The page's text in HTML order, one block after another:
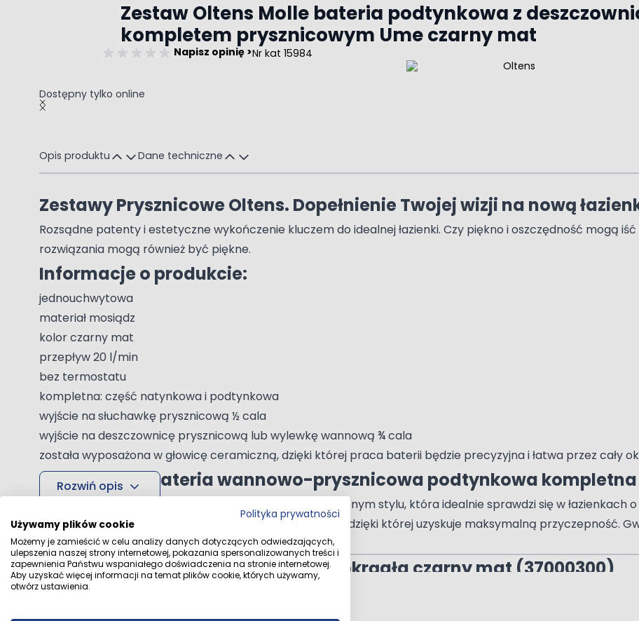
Zestaw Oltens Molle bateria podtynkowa z
kompletem prysznicowym Ume czarny mat
Napisz opinię >Nr kat 15984
Dostępny tylko online
Main image
Click to view image in fullscreen
Opis produktu Dane techniczne
Zestawy Prysznicowe Oltens. Dopełnienie Twojej wizji na nową
Rozsądne patenty i estetyczne wykończenie kluczem do idealnej łazienki. Czy piękno i oszczędność mogą
rozwiązania mogą również być piękne.
Informacje o produkcie:
jednouchwytowa
materiał mosiądz
kolor czarny mat
przepływ 20 l/min
bez termostatu
kompletna: część natynkowa i podtynkowa
wyjście na słuchawkę prysznicową ½ cala
wyjście na deszczownicę prysznicową lub wylewkę wannową ¾ cala
została wyposażona w głowicę ceramiczną, dzięki której praca baterii będzie precyzyjna i łatwa przez cały
Oltens Molle bateria wannowo-prysznicowa podtynkowa kompletna
Bateria jednouchwytowa o minimalistycznym i nowoczesnym stylu, która idealnie sprawdzi się w łazienkach
Farba nakładana jest specjalną elektroniczną techniką, dzięki której uzyskuje maksymalną przyczepność.
"łuszczyć".
Oltens Vindel deszczownica 30 cm okrągła czarny mat (37000300)
wykonana ze stali nierdzewnej
Rozwiń opis
Dane techniczne
Długość węża
Polityka prywatności
Używamy plików cookie
Możemy je zamieścić w celu analizy danych dotyczących odwiedzających,
ulepszenia naszej strony internetowej, pokazania spersonalizowanych treści i
zapewnienia Państwu wspaniałego doświadczenia na stronie internetowej.
Aby uzyskać więcej informacji na temat plików cookie, których używamy,
otwórz ustawienia.